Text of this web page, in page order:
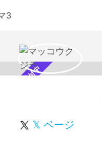
スカウト受付中
𝕏 ページ